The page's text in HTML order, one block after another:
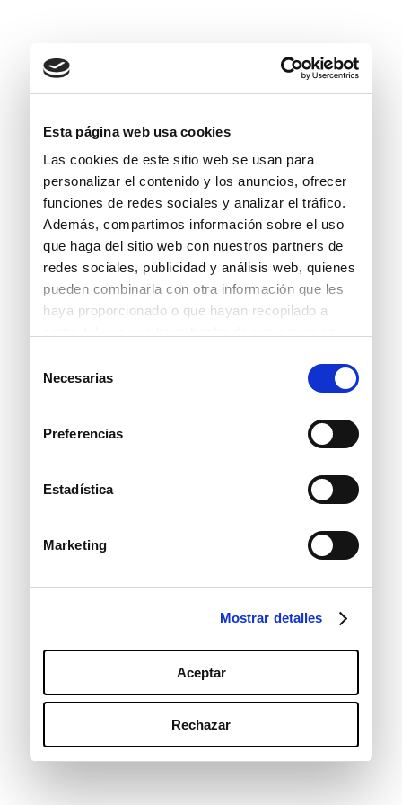
Esta página web usa cookies
Las cookies de este sitio web se usan para
personalizar el contenido y los anuncios, ofrecer
funciones de redes sociales y analizar el tráfico.
Además, compartimos información sobre el uso
que haga del sitio web con nuestros partners de
redes sociales, publicidad y análisis web, quienes
pueden combinarla con otra información que les
haya proporcionado o que hayan recopilado a
deNecesarias
Preferencias
Estadística
Marketing
Mostrar detalles
Aceptar
Rechazar